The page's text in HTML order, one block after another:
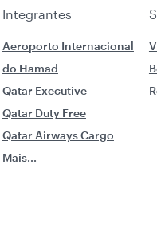
Integrantes
Aeroporto Internacional
do Hamad
Qatar Executive
Qatar Duty Free
Qatar Airways Cargo
Mais...